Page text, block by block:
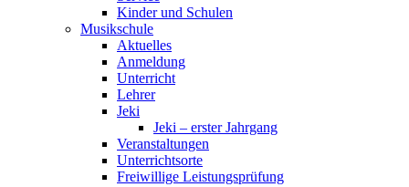
Kinder und Schulen
Musikschule
Aktuelles
Anmeldung
Unterricht
Lehrer
Jeki
Jeki – erster Jahrgang
Veranstaltungen
Unterrichtsorte
Freiwillige Leistungsprüfung